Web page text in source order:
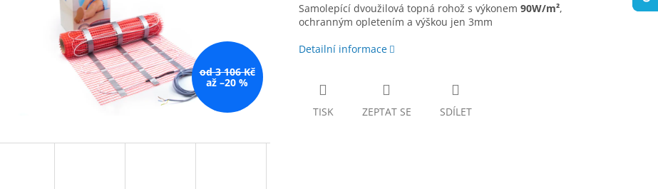
od 3 106 Kč
až –20 %
Samolepící dvoužilová topná rohož s výkonem 90W/m²,
ochranným opletením a výškou jen 3mm
Detailní informace
TISK ZEPTAT SE SDÍLET